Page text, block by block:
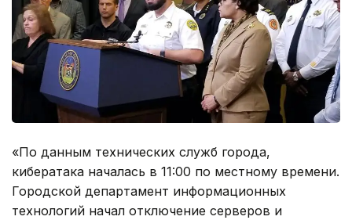
«По данным технических служб города,
кибератака началась в 11:00 по местному времени.
Городской департамент информационных
технологий начал отключение серверов и